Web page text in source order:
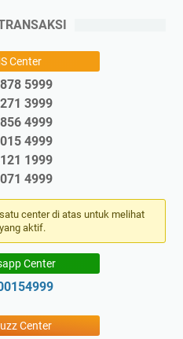
Center
5999
3999
4999
4999
1999
4999
center di atas untuk melihat
aktif.
Center
Center